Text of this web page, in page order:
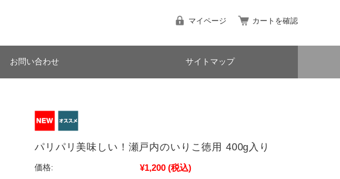
マイページ カートを確認
お問い合わせ サイトマップ
パリパリ美味しい！瀬戸内のいりこ徳用 400g入り
価格: ¥1,200 (税込)